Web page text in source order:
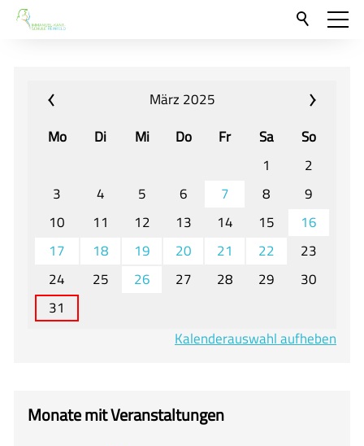
Neu hier?
Für Eltern und Schüler
Veranstaltungen und Termine
Unser Unterricht - Fachcurricula
Unsere Konzepte
Downloads
Unter-, Mittel und Oberstufe
Offener Ganztag
März 2025
Mo
Di Mi Do Fr Sa
So
1
2
3
4 5 6 7 8
9
10
11 12 13 14 15
16
17
18 19 20 21 22
23
24
25 26 27 28 29
30
31
Kalenderauswahl aufheben
Monate mit Veranstaltungen